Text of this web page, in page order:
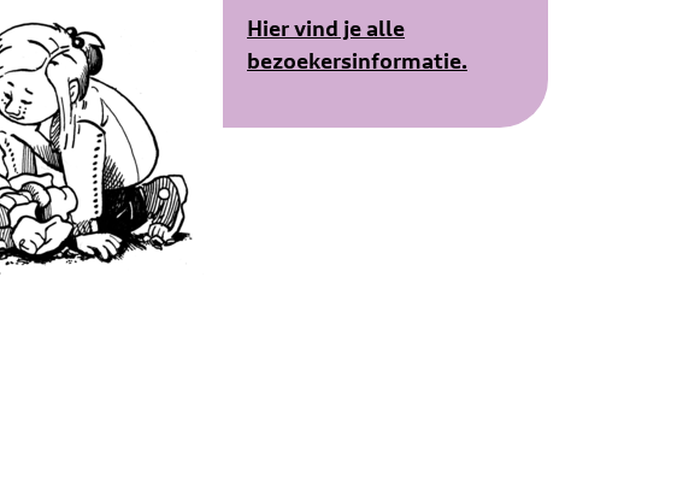
Hier vind je alle
bezoekersinformatie.